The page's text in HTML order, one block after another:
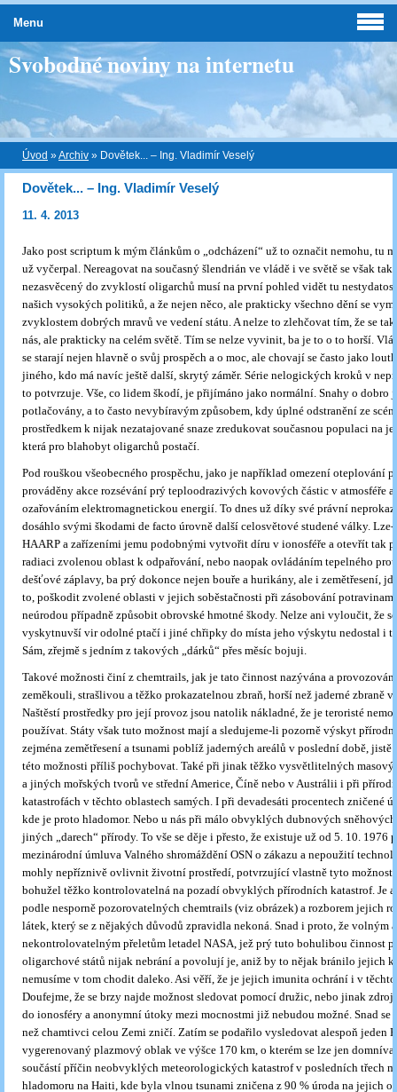
Svobodné noviny na internetu
Úvod »Archiv » Dovětek... – Ing. Vladimír Veselý
Dovětek... – Ing. Vladimír Veselý
11. 4. 2013
Jako post scriptum k mým článkům o „odcházení“ už to označit nemohu, tu
už vyčerpal. Nereagovat na současný šlendrián ve vládě i ve světě se však
nezasvěcený do zvyklostí oligarchů musí na první pohled vidět tu
našich vysokých politiků, a že nejen něco, ale prakticky všechno dění se
zvyklostem dobrých mravů ve vedení státu. A nelze to zlehčovat tím, že se
nás, ale prakticky na celém světě. Tím se nelze vyvinit, ba je to o to horší.
se starají nejen hlavně o svůj prospěch a o moc, ale chovají se často jako
jiného, kdo má navíc ještě další, skrytý záměr. Série nelogických kroků v
to potvrzuje. Vše, co lidem škodí, je přijímáno jako normální. Snahy o dobro
potlačovány, a to často nevybíravým způsobem, kdy úplné odstranění ze
prostředkem k nijak nezatajované snaze zredukovat současnou populaci na
která pro blahobyt oligarchů postačí.
Pod rouškou všeobecného prospěchu, jako je například omezení oteplování
prováděny akce rozsévání prý teploodrazivých kovových částic v atmosféře
ozařováním elektromagnetickou energií. To dnes už díky své právní
dosáhlo svými škodami de facto úrovně další celosvětové studené války.
HAARP a zařízeními jemu podobnými vytvořit díru v ionosféře a otevřít tak
radiaci zvolenou oblast k odpařování, nebo naopak ovládáním tepelného
dešťové záplavy, ba prý dokonce nejen bouře a hurikány, ale i zemětřesení,
to, poškodit zvolené oblasti v jejich soběstačnosti při zásobování
neúrodou případně způsobit obrovské hmotné škody. Nelze ani vyloučit, že
vyskytnuvší vir odolné ptačí i jiné chřipky do místa jeho výskytu nedostal i
Sám, zřejmě s jedním z takových „dárků“ přes měsíc bojuji.
Takové možnosti činí z chemtrails, jak je tato činnost nazývána a
zeměkouli, strašlivou a těžko prokazatelnou zbraň, horší než jaderné zbraně
Naštěstí prostředky pro její provoz jsou natolik nákladné, že je teroristé
používat. Státy však tuto možnost mají a sledujeme-li pozorně výskyt
zejména zemětřesení a tsunami poblíž jaderných areálů v poslední době, jistě
této možnosti příliš pochybovat. Také při jinak těžko vysvětlitelných
a jiných mořských tvorů ve střední Americe, Číně nebo v Austrálii i při
katastrofách v těchto oblastech samých. I při devadesáti procentech zničené
kde je proto hladomor. Nebo u nás při málo obvyklých dubnových
jiných „darech“ přírody. To vše se děje i přesto, že existuje už od 5. 10. 1976
mezinárodní úmluva Valného shromáždění OSN o zákazu a nepoužití
mohly nepříznivě ovlivnit životní prostředí, potvrzující vlastně tyto
bohužel těžko kontrolovatelná na pozadí obvyklých přírodních katastrof. Je
podle nesporně pozorovatelných chemtrails (viz obrázek) a rozborem jejich
látek, který se z nějakých důvodů zpravidla nekoná. Snad i proto, že volným a
nekontrolovatelným přeletům letadel NASA, jež prý tuto bohulibou činnost
oligarchové států nijak nebrání a povolují je, aniž by to nějak bránilo jejich
nemusíme v tom chodit daleko. Asi věří, že je jejich imunita ochrání i v
Doufejme, že se brzy najde možnost sledovat pomocí družic, nebo jinak
do ionosféry a anonymní útoky mezi mocnostmi již nebudou možné. Snad se
než chamtivci celou Zemi zničí. Zatím se podařilo vysledovat alespoň jeden
vygerenovaný plazmový oblak ve výšce 170 km, o kterém se lze jen
součástí příčin neobvyklých meteorologických katastrof v posledních třech
hladomoru na Haiti, kde byla vlnou tsunami zničena z 90 % úroda na jejich
Menu